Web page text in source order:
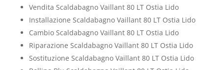
Vendita Scaldabagno Vaillant 80 LT Ostia Lido
Installazione Scaldabagno Vaillant 80 LT Ostia Lido
Cambio Scaldabagno Vaillant 80 LT Ostia Lido
Riparazione Scaldabagno Vaillant 80 LT Ostia Lido
Sostituzione Scaldabagno Vaillant 80 LT Ostia Lido